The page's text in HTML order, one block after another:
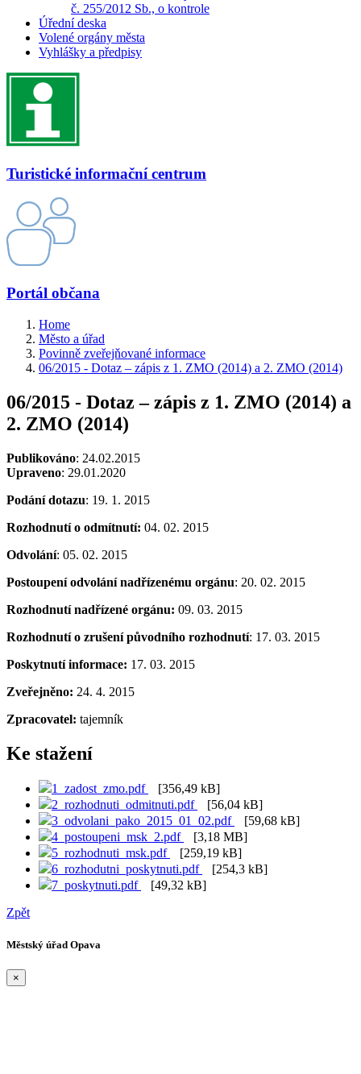
č. 255/2012 Sb., o kontrole
Úřední deska
Volené orgány města
Vyhlášky a předpisy
Turistické informační centrum
Portál občana
Home
Město a úřad
Povinně zveřejňované informace
06/2015 - Dotaz – zápis z 1. ZMO (2014) a 2. ZMO (2014)
06/2015 - Dotaz – zápis z 1. ZMO (2014) a
2. ZMO (2014)
Publikováno: 24.02.2015
Upraveno: 29.01.2020
Podání dotazu: 19. 1. 2015
Rozhodnutí o odmítnutí: 04. 02. 2015
Odvolání: 05. 02. 2015
Postoupení odvolání nadřízenému orgánu: 20. 02. 2015
Rozhodnutí nadřízené orgánu: 09. 03. 2015
Rozhodnutí o zrušení původního rozhodnutí: 17. 03. 2015
Poskytnutí informace: 17. 03. 2015
Zveřejněno: 24. 4. 2015
Zpracovatel: tajemník
Ke stažení
1_zadost_zmo.pdf
[356,49 kB]
2_rozhodnuti_odmitnuti.pdf
[56,04 kB]
3_odvolani_pako_2015_01_02.pdf
[59,68 kB]
4_postoupeni_msk_2.pdf
[3,18 MB]
5_rozhodnuti_msk.pdf
[259,19 kB]
6_rozhodutni_poskytnuti.pdf
[254,3 kB]
7_poskytnuti.pdf
[49,32 kB]
Zpět
Městský úřad Opava
×